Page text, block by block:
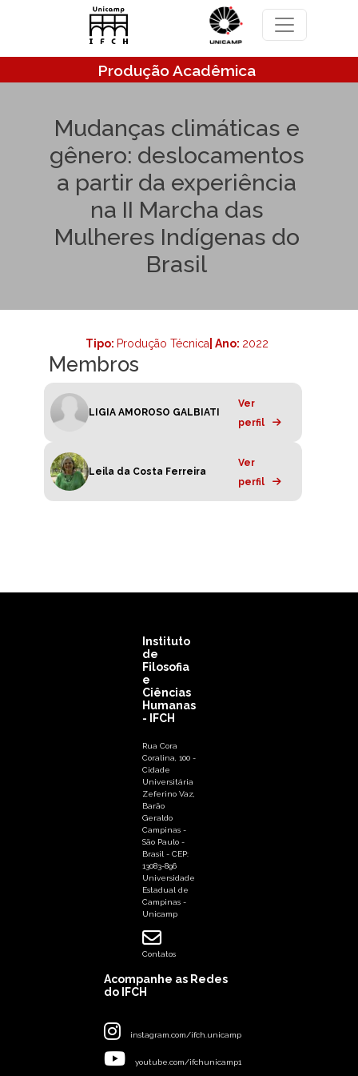
Pular para o conteúdo principal
Produção Acadêmica
Mudanças climáticas e
gênero: deslocamentos
a partir da experiência
na II Marcha das
Mulheres Indígenas do
Brasil
Tipo: Produção Técnica | Ano: 2022
Membros
LIGIA AMOROSO GALBIATI
Ver
perfil
Leila da Costa Ferreira
Ver
perfil
Instituto
de
Filosofia
e
Ciências
Humanas
- IFCH
Rua Cora
Coralina, 100 -
Cidade
Universitária
Zeferino Vaz,
Barão
Geraldo
Campinas -
São Paulo -
Brasil - CEP:
13083-896
Universidade
Estadual de
Campinas -
Unicamp
Contatos
Acompanhe as Redes
do IFCH
instagram.com/ifch.unicamp
youtube.com/ifchunicamp1